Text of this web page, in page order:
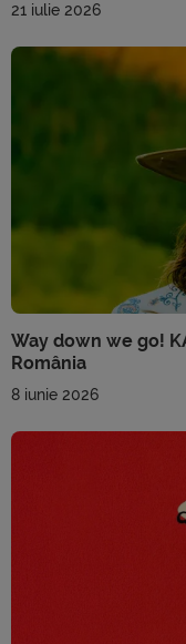
21 iulie 2026
Way down we go!
România
8 iunie 2026